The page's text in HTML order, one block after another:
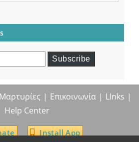
Subscribe
Μαρτυρίες Επικοινωνία
LInks
Help Center
Install App